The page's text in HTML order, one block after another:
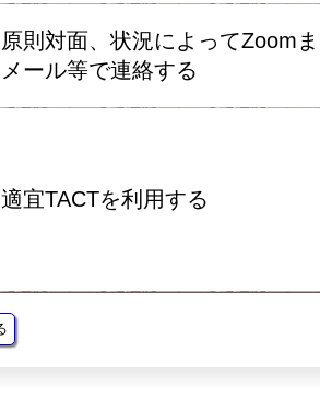
原則対⾯、状況によってZoom
メール等で連絡する
適宜TACTを利用する